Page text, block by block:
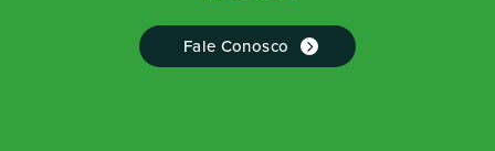
Fale Conosco